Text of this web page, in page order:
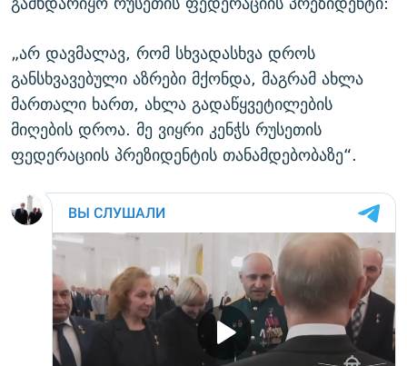
„არ დავმალავ, რომ სხვადასხვა დროს
განსხვავებული აზრები მქონდა, მაგრამ ახლა
მართალი ხართ, ახლა გადაწყვეტილების
მიღების დროა. მე ვიყრი კენჭს რუსეთის
ფედერაციის პრეზიდენტის თანამდებობაზე“.